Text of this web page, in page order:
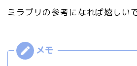
ミラプリの参考になれば嬉しい